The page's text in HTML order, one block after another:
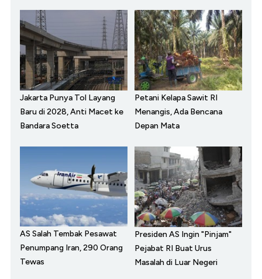
Jakarta Punya Tol Layang
Baru di 2028, Anti Macet ke
Bandara Soetta
Petani Kelapa Sawit RI
Menangis, Ada Bencana
Depan Mata
AS Salah Tembak Pesawat
Penumpang Iran, 290 Orang
Tewas
Presiden AS Ingin "Pinjam"
Pejabat RI Buat Urus
Masalah di Luar Negeri